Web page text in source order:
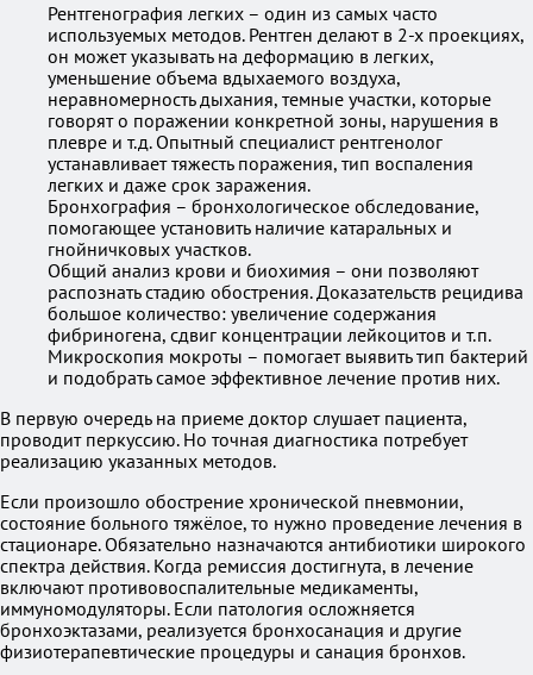
Рентгенография легких – один из самых часто
используемых методов. Рентген делают в 2-х проекциях,
он может указывать на деформацию в легких,
уменьшение объема вдыхаемого воздуха,
неравномерность дыхания, темные участки, которые
говорят о поражении конкретной зоны, нарушения в
плевре и т.д. Опытный специалист рентгенолог
устанавливает тяжесть поражения, тип воспаления
легких и даже срок заражения.
Бронхография – бронхологическое обследование,
помогающее установить наличие катаральных и
гнойничковых участков.
Общий анализ крови и биохимия – они позволяют
распознать стадию обострения. Доказательств рецидива
большое количество: увеличение содержания
фибриногена, сдвиг концентрации лейкоцитов и т.п.
Микроскопия мокроты – помогает выявить тип бактерий
и подобрать самое эффективное лечение против них.
В первую очередь на приеме доктор слушает пациента,
проводит перкуссию. Но точная диагностика потребует
реализацию указанных методов.
Если произошло обострение хронической пневмонии,
состояние больного тяжёлое, то нужно проведение лечения в
стационаре. Обязательно назначаются антибиотики широкого
спектра действия. Когда ремиссия достигнута, в лечение
включают противовоспалительные медикаменты,
иммуномодуляторы. Если патология осложняется
бронхоэктазами, реализуется бронхосанация и другие
физиотерапевтические процедуры и санация бронхов.